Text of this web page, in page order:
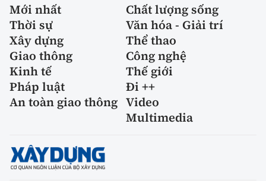
Mới nhất
Chất lượng sống
Thời sự
Văn hóa - Giải trí
Xây dựng
Thể thao
Giao thông
Công nghệ
Kinh tế
Thế giới
Pháp luật
Đi ++
An toàn giao thông Video
Multimedia